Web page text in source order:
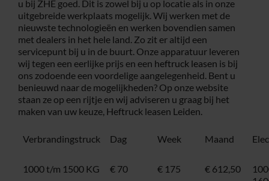
u bij ZHE goed. Dit is zowel bij u op locatie als in onze
uitgebreide werkplaats mogelijk. Wij werken met de
nieuwste technologieën en werken bovendien samen
met dealers in het hele land. Zo zit er altijd een
servicepunt bij u in de buurt. Onze apparatuur leveren
wij tegen een eerlijke prijs en een heftruck leasen is bij
ons zodoende een voordelige aangelegenheid. Bent u
benieuwd naar de mogelijkheden? Op onze website
staan ze op een rijtje en wij adviseren u graag bij het
maken van uw keuze, Heftruck leasen Leiden.
Verbrandingstruck Dag Week Maand
1000 t/m 1500 KG € 70 € 175 € 612,50